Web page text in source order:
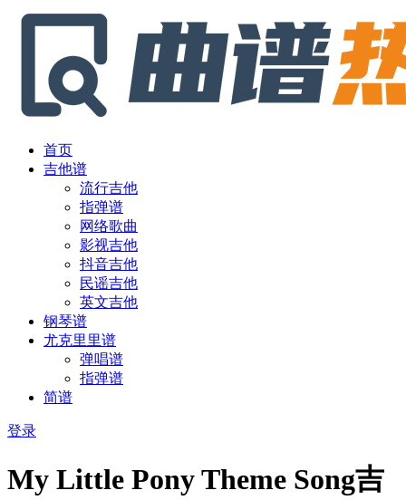
首页
吉他谱
流行吉他
指弹谱
网络歌曲
影视吉他
抖音吉他
民谣吉他
英文吉他
钢琴谱
尤克里里谱
弹唱谱
指弹谱
简谱
登录
My Little Pony Theme Song吉